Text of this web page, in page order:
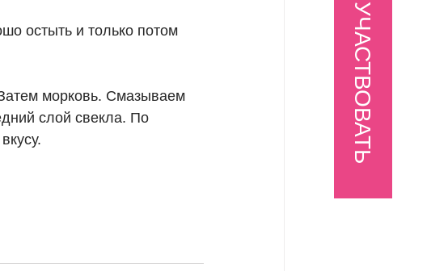
остыть и только потом
морковь. Смазываем
слой свекла. По
УЧАСТВОВАТЬ